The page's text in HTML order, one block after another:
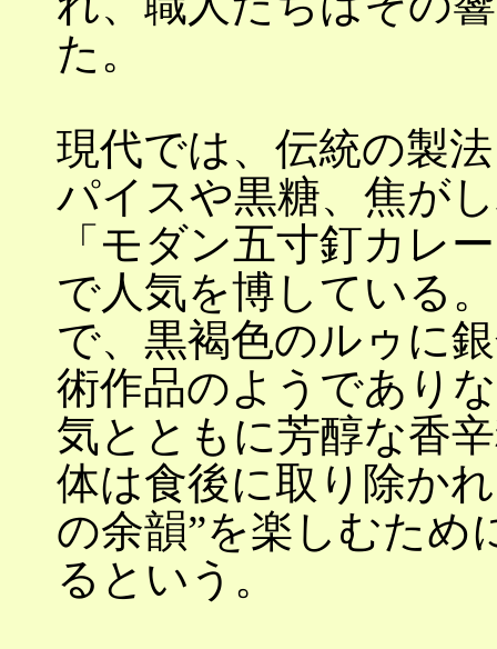
た。
現代では、伝統の製
パイスや黒糖、焦が
「モダン五寸釘カレ
で人気を博している
で、黒褐色のルゥに
術作品のようであり
気とともに芳醇な香
体は食後に取り除か
の余韻”を楽しむため
るという。